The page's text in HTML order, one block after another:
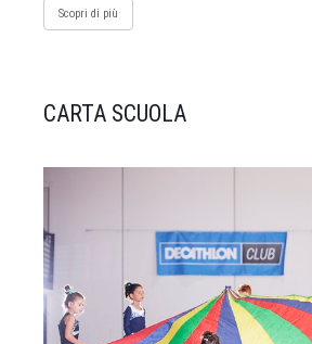
Scopri di più
CARTA SCUOLA